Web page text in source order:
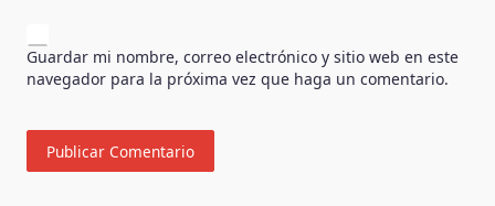
Guardar mi nombre, correo electrónico y sitio web en este
navegador para la próxima vez que haga un comentario.